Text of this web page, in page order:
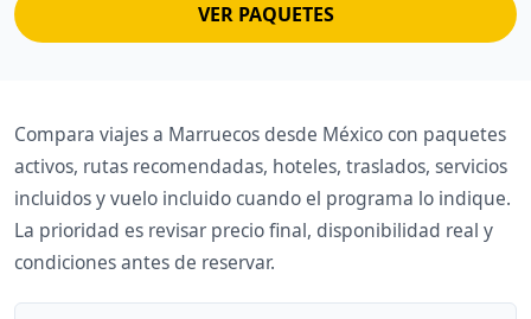
VER PAQUETES
Compara viajes a Marruecos desde México con paquetes
activos, rutas recomendadas, hoteles, traslados, servicios
incluidos y vuelo incluido cuando el programa lo indique.
La prioridad es revisar precio final, disponibilidad real y
condiciones antes de reservar.